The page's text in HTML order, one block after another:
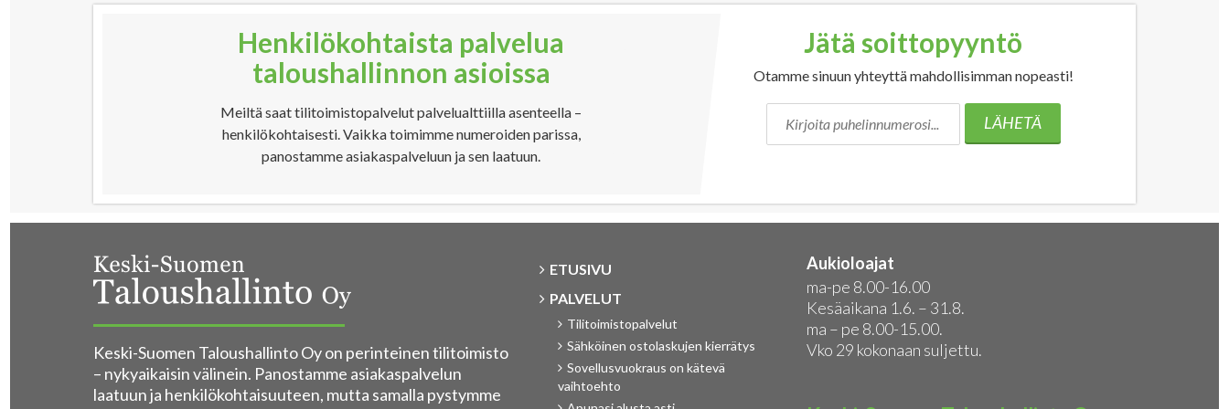
Henkilökohtaista palvelua
taloushallinnon asioissa
Meiltä saat tilitoimistopalvelut palvelualttiilla asenteella –
henkilökohtaisesti. Vaikka toimimme numeroiden parissa,
panostamme asiakaspalveluun ja sen laatuun.
Jätä soittopyyntö
Otamme sinuun yhteyttä mahdollisimman nopeasti!
LÄHETÄ
Keski-Suomen Taloushallinto Oy on perinteinen tilitoimisto
– nykyaikaisin välinein. Panostamme asiakaspalvelun
laatuun ja henkilökohtaisuuteen, mutta samalla pystymme
ETUSIVU
PALVELUT
Tilitoimistopalvelut
Sähköinen ostolaskujen kierrätys
Sovellusvuokraus on kätevä
vaihtoehto
Aukioloajat
ma-pe 8.00-16.00
Kesäaikana 1.6. – 31.8.
ma – pe 8.00-15.00.
Vko 29 kokonaan suljettu.